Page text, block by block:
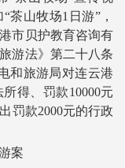
茶山牧场1日游”，
市贝护教育咨询有
游法》第二十八条
和旅游局对连云港
得、罚款10000元
罚款2000元的行政
案